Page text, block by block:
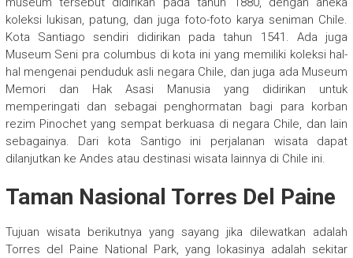
koleksi lukisan, patung, dan juga foto-foto karya seniman Chile.
Kota Santiago sendiri didirikan pada tahun 1541. Ada juga
Museum Seni pra columbus di kota ini yang memiliki koleksi hal-
hal mengenai penduduk asli negara Chile, dan juga ada Museum
Memori dan Hak Asasi Manusia yang didirikan untuk
memperingati dan sebagai penghormatan bagi para korban
rezim Pinochet yang sempat berkuasa di negara Chile, dan lain
sebagainya. Dari kota Santigo ini perjalanan wisata dapat
dilanjutkan ke Andes atau destinasi wisata lainnya di Chile ini.
Taman Nasional Torres Del Paine
Tujuan wisata berikutnya yang sayang jika dilewatkan adalah
Torres del Paine National Park, yang lokasinya adalah sekitar